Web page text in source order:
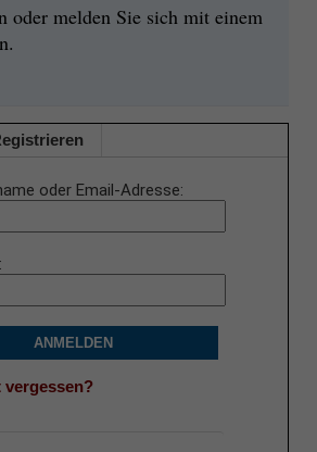
oder melden Sie sich mit einem
oder Email-Adresse
ANMELDEN
vergessen?